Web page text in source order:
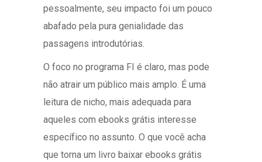
pessoalmente, seu impacto foi um pouco
abafado pela pura genialidade das
passagens introdutórias.
O foco no programa FI é claro, mas pode
não atrair um público mais amplo. É uma
leitura de nicho, mais adequada para
aqueles com ebooks grátis interesse
específico no assunto. O que você acha
que torna um livro baixar ebooks grátis